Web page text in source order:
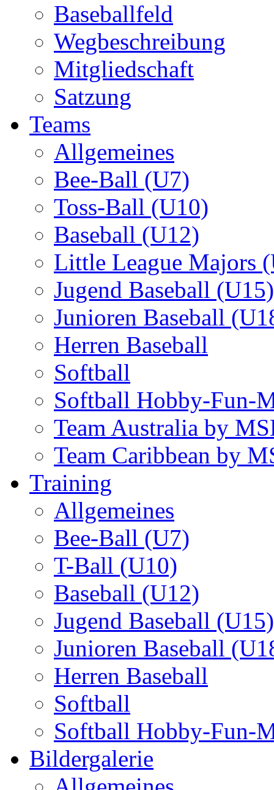
Baseballfeld
Wegbeschreibung
Mitgliedschaft
Satzung
Teams
Allgemeines
Bee-Ball (U7)
Toss-Ball (U10)
Baseball (U12)
Little League Majors
Jugend Baseball (U15)
Junioren Baseball
Herren Baseball
Softball
Softball Hobby-Fun-
Team Australia by
Team Caribbean by
Training
Allgemeines
Bee-Ball (U7)
T-Ball (U10)
Baseball (U12)
Jugend Baseball (U15)
Junioren Baseball
Herren Baseball
Softball
Softball Hobby-Fun-
Bildergalerie